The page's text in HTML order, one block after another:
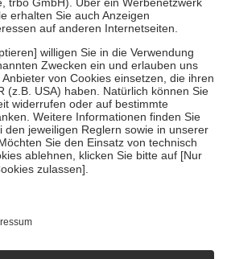
für ihre eigene Gesundheit zu
Stellung der Familie zu unterstützen,
an bei:
bis zum vollendeten 18. Lebensjahr
und Früherkennung, die von der
dass es sich um echte Bewertungen
hc/de/articles/4419944605341